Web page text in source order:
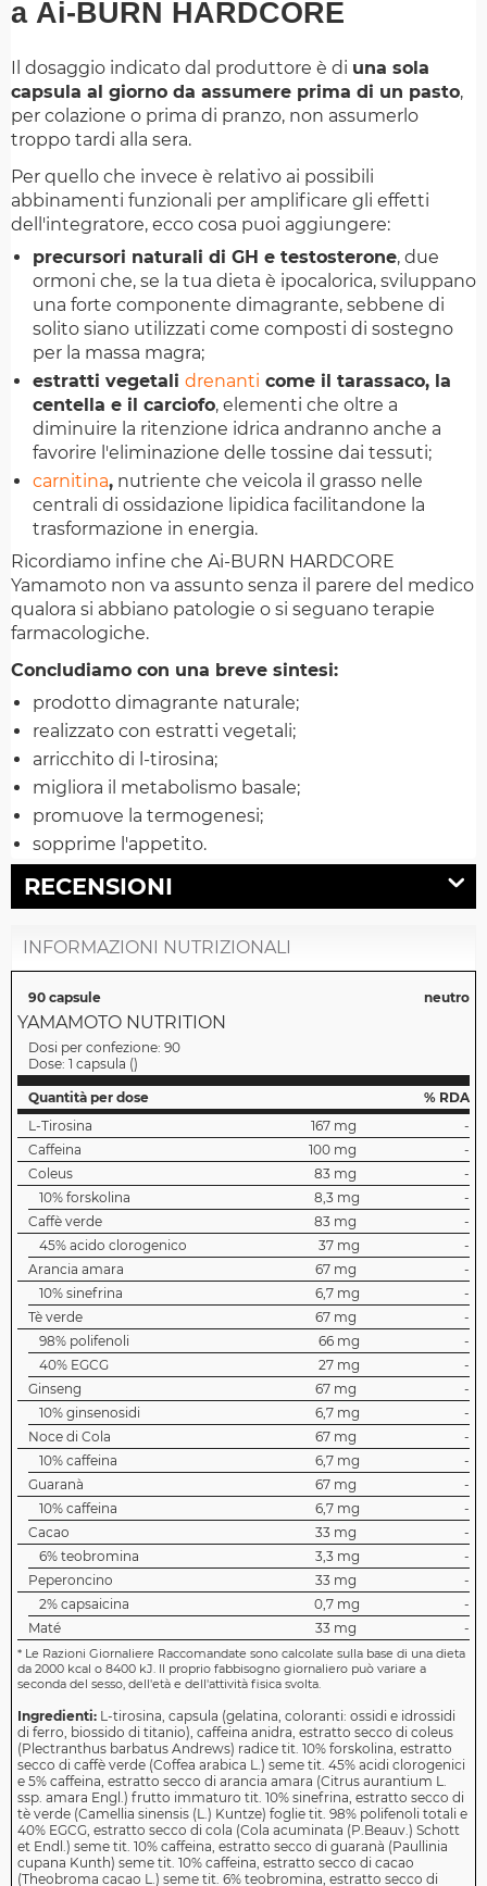
a Ai-BURN HARDCORE
Il dosaggio indicato dal produttore è di una sola
capsula al giorno da assumere prima di un pasto,
per colazione o prima di pranzo, non assumerlo
troppo tardi alla sera.
Per quello che invece è relativo ai possibili
abbinamenti funzionali per amplificare gli effetti
dell'integratore, ecco cosa puoi aggiungere:
precursori naturali di GH e testosterone, due
ormoni che, se la tua dieta è ipocalorica, sviluppano
una forte componente dimagrante, sebbene di
solito siano utilizzati come composti di sostegno
per la massa magra;
estratti vegetali drenanti come il tarassaco, la
centella e il carciofo, elementi che oltre a
diminuire la ritenzione idrica andranno anche a
favorire l'eliminazione delle tossine dai tessuti;
carnitina, nutriente che veicola il grasso nelle
centrali di ossidazione lipidica facilitandone la
trasformazione in energia.
Ricordiamo infine che Ai-BURN HARDCORE
Yamamoto non va assunto senza il parere del medico
qualora si abbiano patologie o si seguano terapie
farmacologiche.
Concludiamo con una breve sintesi:
prodotto dimagrante naturale;
realizzato con estratti vegetali;
arricchito di l-tirosina;
migliora il metabolismo basale;
promuove la termogenesi;
sopprime l'appetito.
RECENSIONI
INFORMAZIONI NUTRIZIONALI
90 capsule neutro
YAMAMOTO NUTRITION
Dosi per confezione: 90
Dose: 1 capsula ()
Quantità per dose
% RDA
L-Tirosina
167 mg
-
Caffeina
100 mg
-
Coleus
83 mg
-
10% forskolina
8,3 mg
-
Caffè verde
83 mg
-
45% acido clorogenico
37 mg
-
Arancia amara
67 mg
-
10% sinefrina
6,7 mg
-
Tè verde
67 mg
-
98% polifenoli
66 mg
-
40% EGCG
27 mg
-
Ginseng
67 mg
-
10% ginsenosidi
6,7 mg
-
Noce di Cola
67 mg
-
10% caffeina
6,7 mg
-
Guaranà
67 mg
-
10% caffeina
6,7 mg
-
Cacao
33 mg
-
6% teobromina
3,3 mg
-
Peperoncino
33 mg
-
2% capsaicina
0,7 mg
-
Maté
33 mg -
* Le Razioni Giornaliere Raccomandate sono calcolate sulla base di una dieta
da 2000 kcal o 8400 kJ. Il proprio fabbisogno giornaliero può variare a
seconda del sesso, dell'età e dell'attività fisica svolta.
Ingredienti: L-tirosina, capsula (gelatina, coloranti: ossidi e idrossidi
di ferro, biossido di titanio), caffeina anidra, estratto secco di coleus
(Plectranthus barbatus Andrews) radice tit. 10% forskolina, estratto
secco di caffè verde (Coffea arabica L.) seme tit. 45% acidi clorogenici
e 5% caffeina, estratto secco di arancia amara (Citrus aurantium L.
ssp. amara Engl.) frutto immaturo tit. 10% sinefrina, estratto secco di
tè verde (Camellia sinensis (L.) Kuntze) foglie tit. 98% polifenoli totali e
40% EGCG, estratto secco di cola (Cola acuminata (P.Beauv.) Schott
et Endl.) seme tit. 10% caffeina, estratto secco di guaranà (Paullinia
cupana Kunth) seme tit. 10% caffeina, estratto secco di cacao
(Theobroma cacao L.) seme tit. 6% teobromina, estratto secco di